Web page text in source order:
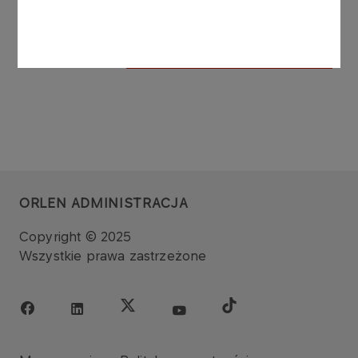
ORLEN ADMINISTRACJA
Copyright © 2025
Wszystkie prawa zastrzeżone